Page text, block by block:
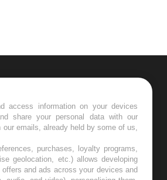
access information on your devices
share your personal data with our
emails, already held by some of us,
purchases, loyalty programs,
geolocation, etc.) allows developing
and ads across your devices and